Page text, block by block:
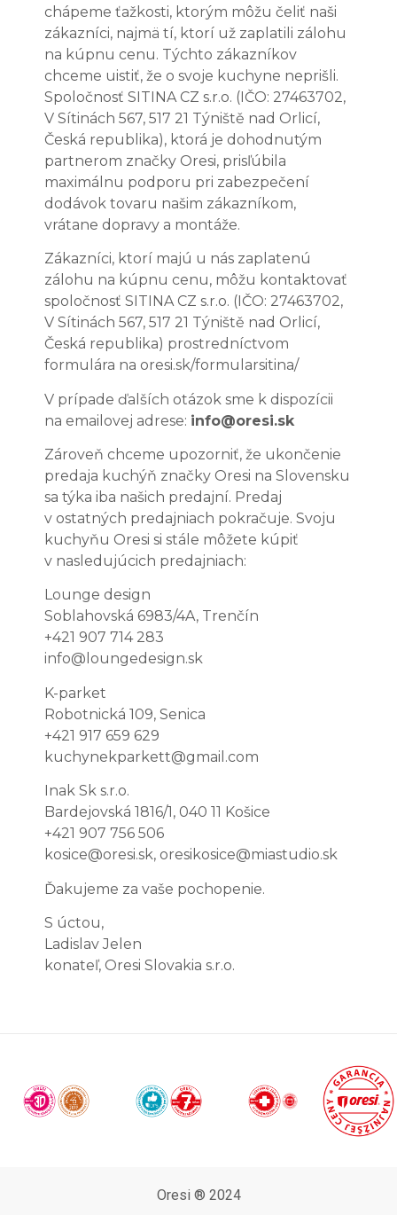
chápeme ťažkosti, ktorým môžu čeliť naši
zákazníci, najmä tí, ktorí už zaplatili zálohu
na kúpnu cenu. Týchto zákazníkov
chceme uistiť, že o svoje kuchyne neprišli.
Spoločnosť SITINA CZ s.r.o. (IČO: 27463702,
V Sítinách 567, 517 21 Týniště nad Orlicí,
Česká republika), ktorá je dohodnutým
partnerom značky Oresi, prisľúbila
maximálnu podporu pri zabezpečení
dodávok tovaru našim zákazníkom,
vrátane dopravy a montáže.
Zákazníci, ktorí majú u nás zaplatenú
zálohu na kúpnu cenu, môžu kontaktovať
spoločnosť SITINA CZ s.r.o. (IČO: 27463702,
V Sítinách 567, 517 21 Týniště nad Orlicí,
Česká republika) prostredníctvom
formulára na oresi.sk/formularsitina/
V prípade ďalších otázok sme k dispozícii
na emailovej adrese: info@oresi.sk
Zároveň chceme upozorniť, že ukončenie
predaja kuchýň značky Oresi na Slovensku
sa týka iba našich predajní. Predaj
v ostatných predajniach pokračuje. Svoju
kuchyňu Oresi si stále môžete kúpiť
v nasledujúcich predajniach:
Lounge design
Soblahovská 6983/4A, Trenčín
+421 907 714 283
info@loungedesign.sk
K-parket
Robotnická 109, Senica
+421 917 659 629
kuchynekparkett@gmail.com
Inak Sk s.r.o.
Bardejovská 1816/1, 040 11 Košice
+421 907 756 506
kosice@oresi.sk, oresikosice@miastudio.sk
Ďakujeme za vaše pochopenie.
S úctou,
Ladislav Jelen
konateľ, Oresi Slovakia s.r.o.
Oresi ® 2024